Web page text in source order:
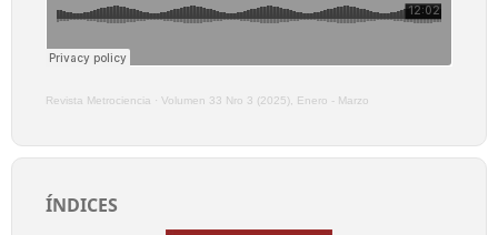
Revista Metrociencia · Volumen 33 Nro 3 (2025), Enero - Marzo
ÍNDICES